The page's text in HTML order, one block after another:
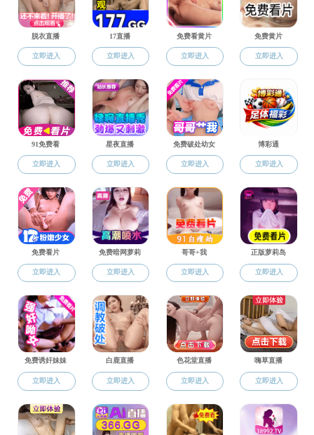
留学心得
学位项目
学生交流
办事指南
留学心得
留学心得
德国埃尔朗根纽伦堡大学交
台湾交换生项目心得